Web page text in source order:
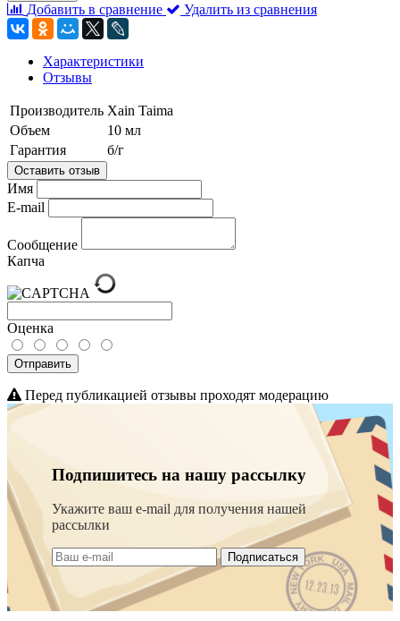
Добавить в сравнение Удалить из сравнения
Характеристики
Отзывы
Производитель Xain Taima
Объем
10 мл
Гарантия
б/г
Оставить отзыв
Имя
E-mail
Сообщение
Капча
Оценка
Отправить
Перед публикацией отзывы проходят модерацию
Подпишитесь на нашу рассылку
Укажите ваш e-mail для получения нашей
рассылки
Подписаться